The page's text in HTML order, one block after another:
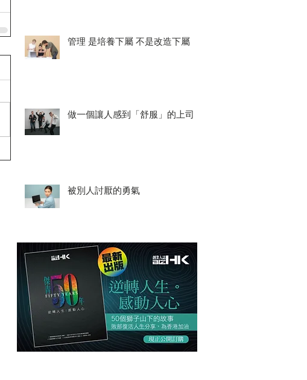
管理 是培養下屬 不是改造下屬
做一個讓人感到「舒服」的上司
被別人討厭的勇氣